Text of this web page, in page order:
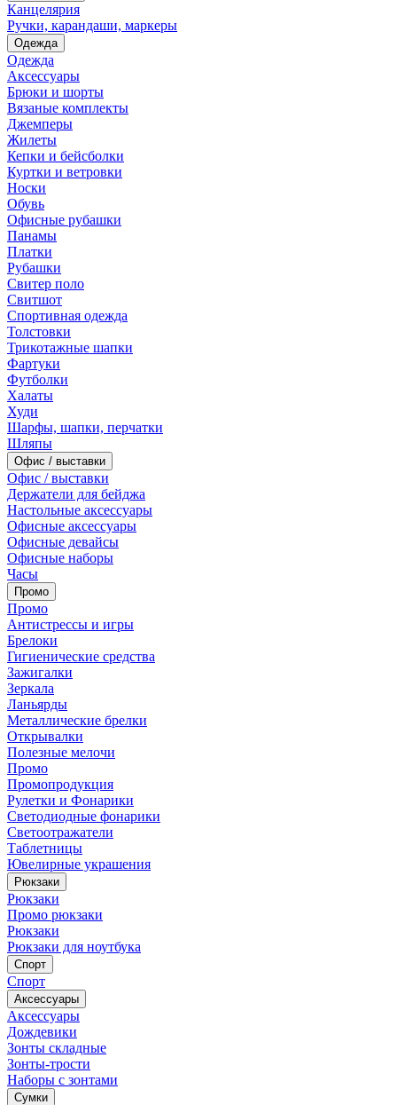
Канцелярия
Ручки, карандаши, маркеры
Одежда
Одежда
Аксессуары
Брюки и шорты
Вязаные комплекты
Джемперы
Жилеты
Кепки и бейсболки
Куртки и ветровки
Носки
Обувь
Офисные рубашки
Панамы
Платки
Рубашки
Свитер поло
Свитшот
Спортивная одежда
Толстовки
Трикотажные шапки
Фартуки
Футболки
Халаты
Худи
Шарфы, шапки, перчатки
Шляпы
Офис / выставки
Офис / выставки
Держатели для бейджа
Настольные аксессуары
Офисные аксессуары
Офисные девайсы
Офисные наборы
Часы
Промо
Промо
Антистрессы и игры
Брелоки
Гигиенические средства
Зажигалки
Зеркала
Ланьярды
Металлические брелки
Открывалки
Полезные мелочи
Промо
Промопродукция
Рулетки и Фонарики
Светодиодные фонарики
Светоотражатели
Таблетницы
Ювелирные украшения
Рюкзаки
Рюкзаки
Промо рюкзаки
Рюкзаки
Рюкзаки для ноутбука
Спорт
Спорт
Аксессуары
Аксессуары
Дождевики
Зонты складные
Зонты-трости
Наборы с зонтами
Сумки